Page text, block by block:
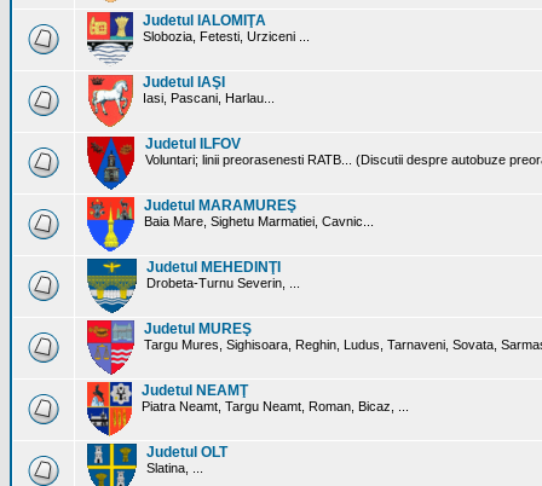
Judetul IALOMIŢA
Slobozia, Fetesti, Urziceni ...
Judetul IAŞI
Iasi, Pascani, Harlau...
Judetul ILFOV
Voluntari; linii preorasenesti RATB... (Discutii despre autobuze
Judetul MARAMUREŞ
Baia Mare, Sighetu Marmatiei, Cavnic...
Judetul MEHEDINŢI
Drobeta-Turnu Severin, ...
Judetul MUREŞ
Targu Mures, Sighisoara, Reghin, Ludus, Tarnaveni, Sovata,
Judetul NEAMŢ
Piatra Neamt, Targu Neamt, Roman, Bicaz, ...
Judetul OLT
Slatina, ...